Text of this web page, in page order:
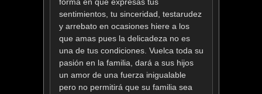
forma en que expresas tus
sentimientos, tu sinceridad, testarudez
y arrebato en ocasiones hiere a los
que amas pues la delicadeza no es
una de tus condiciones. Vuelca toda su
pasión en la familia, dará a sus hijos
un amor de una fuerza inigualable
pero no permitirá que su familia sea